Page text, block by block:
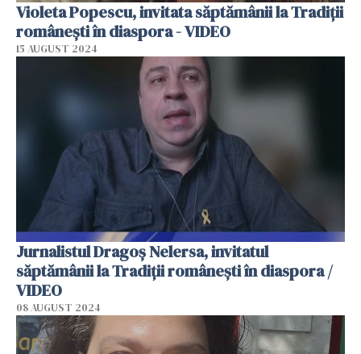
Violeta Popescu, invitata săptămânii la Tradiții
românești în diaspora - VIDEO
15 AUGUST 2024
Jurnalistul Dragoș Nelersa, invitatul
săptămânii la Tradiții românești în diaspora /
VIDEO
08 AUGUST 2024